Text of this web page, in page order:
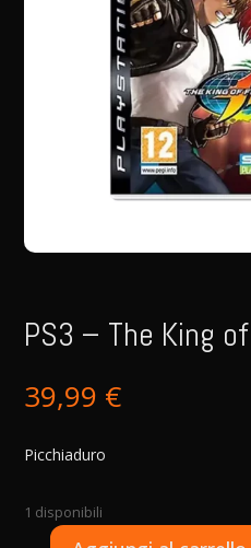
PS3 – The King
39,99 €
Picchiaduro
1 disponibili